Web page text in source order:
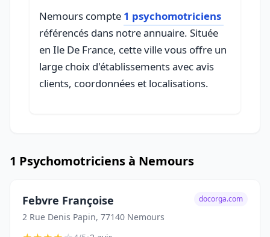
Nemours compte 1 psychomotriciens
référencés dans notre annuaire. Située
en Ile De France, cette ville vous offre un
large choix d'établissements avec avis
clients, coordonnées et localisations.
1 Psychomotriciens à Nemours
Febvre Françoise
2 Rue Denis Papin, 77140 Nemours
docorga.com